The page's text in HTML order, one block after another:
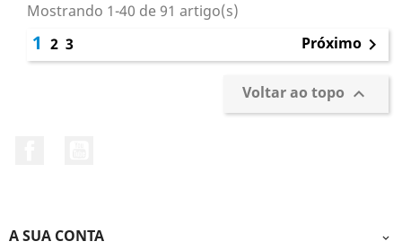
Mostrando 1-40 de 91 artigo(s)
1 2 3 Próximo 
Voltar ao topo 
A SUA CONTA 